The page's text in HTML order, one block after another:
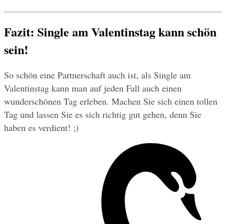
Fazit: Single am Valentinstag kann schön
sein!
So schön eine Partnerschaft auch ist, als Single am
Valentinstag kann man auf jeden Fall auch einen
wunderschönen Tag erleben. Machen Sie sich einen tollen
Tag und lassen Sie es sich richtig gut gehen, denn Sie
haben es verdient! ;)